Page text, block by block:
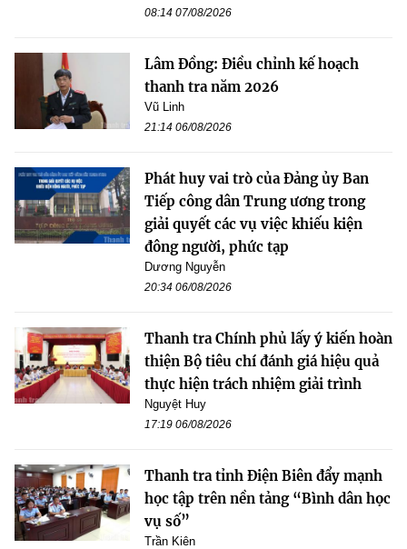
08:14 07/08/2026
Lâm Đồng: Điều chỉnh kế hoạch
thanh tra năm 2026
Vũ Linh
21:14 06/08/2026
Phát huy vai trò của Đảng ủy Ban
Tiếp công dân Trung ương trong
giải quyết các vụ việc khiếu kiện
đông người, phức tạp
Dương Nguyễn
20:34 06/08/2026
Thanh tra Chính phủ lấy ý kiến hoàn
thiện Bộ tiêu chí đánh giá hiệu quả
thực hiện trách nhiệm giải trình
Nguyệt Huy
17:19 06/08/2026
Thanh tra tỉnh Điện Biên đẩy mạnh
học tập trên nền tảng “Bình dân học
vụ số”
Trần Kiên